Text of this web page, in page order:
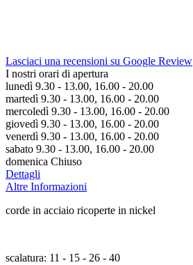
Lasciaci una recensioni su Google Review
I nostri orari di apertura
lunedì 9.30 - 13.00, 16.00 - 20.00
martedì 9.30 - 13.00, 16.00 - 20.00
mercoledì 9.30 - 13.00, 16.00 - 20.00
giovedì 9.30 - 13.00, 16.00 - 20.00
venerdì 9.30 - 13.00, 16.00 - 20.00
sabato 9.30 - 13.00, 16.00 - 20.00
domenica Chiuso
Dettagli
Altre Informazioni
corde in acciaio ricoperte in nickel
scalatura: 11 - 15 - 26 - 40